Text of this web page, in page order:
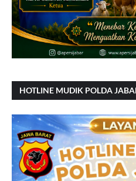
HOTLINE MUDIK POLDA